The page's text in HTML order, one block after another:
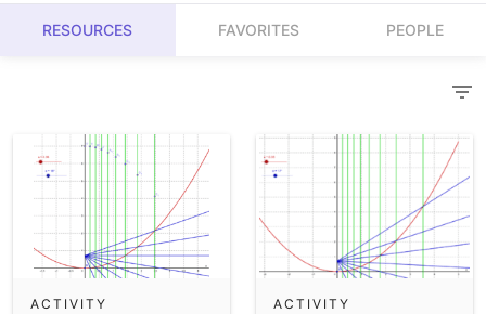
Algebra
Measurement
Operations
Probability and Statistics
Geometry
3D Calculator
Sign in
RESOURCES FAVORITES PEOPLE
ACTIVITY ACTIVITY